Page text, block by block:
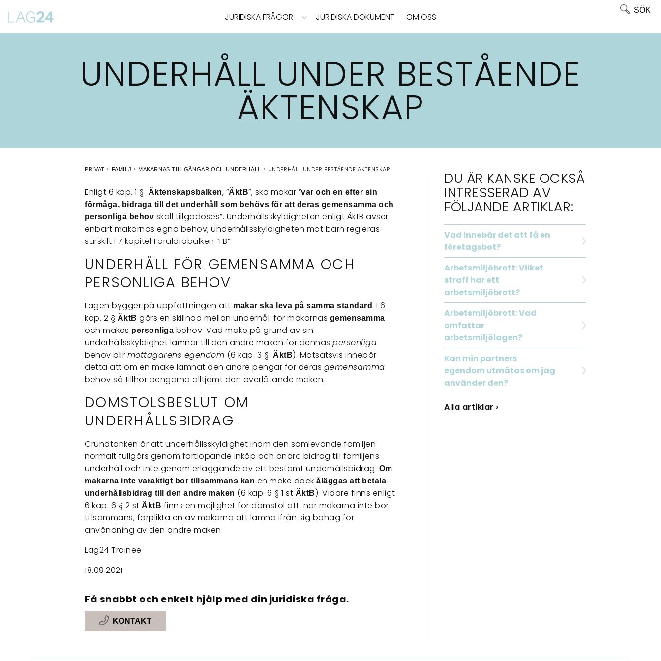
suoraan
JURIDISKA FRÅGOR JURIDISKA DOKUMENT OM OSS
SÖK
UNDERHÅLL UNDER BESTÅENDE
ÄKTENSKAP
PRIVAT FAMILJ MAKARNAS TILLGÅNGAR OCH UNDERHÅLL UNDERHÅLL UNDER BESTÅENDE ÄKTENSKAP
Enligt 6 kap. 1 § Äktenskapsbalken, “ÄktB”, ska makar ”var och en efter sin
förmåga, bidraga till det underhåll som behövs för att deras gemensamma och
personliga behov skall tillgodoses”. Underhållsskyldigheten enligt ÄktB avser
enbart makarnas egna behov; underhållsskyldigheten mot barn regleras
särskilt i 7 kapitel Föräldrabalken “FB”.
UNDERHÅLL FÖR GEMENSAMMA OCH
PERSONLIGA BEHOV
Lagen bygger på uppfattningen att makar ska leva på samma standard . I 6
kap. 2 § ÄktB görs en skillnad mellan underhåll för makarnas gemensamma
och makes personliga behov. Vad make på grund av sin
underhållsskyldighet lämnar till den andre maken för dennaspersonliga
behov blir mottagarens egendom (6 kap. 3 §ÄktB). Motsatsvis innebär
detta att om en make lämnat den andre pengar för deras gemensamma
behov så tillhör pengarna alltjämt den överlåtande maken.
DOMSTOLSBESLUT OM
UNDERHÅLLSBIDRAG
Grundtanken är att underhållsskyldighet inom den samlevande familjen
normalt fullgörs genom fortlöpande inköp och andra bidrag till familjens
underhåll och inte genom erläggande av ett bestämt underhållsbidrag. Om
makarna inte varaktigt bor tillsammans kan en make dockåläggas att betala
underhållsbidrag till den andre maken (6 kap. 6 § 1 st ÄktB). Vidare finns enligt
6 kap. 6 § 2 stÄktB finns en möjlighet för domstol att, när makarna inte bor
tillsammans, förplikta en av makarna att lämna ifrån sig bohag för
användning av den andre maken
Lag24 Trainee
18.09.2021
Få snabbt och enkelt hjälp med din juridiska fråga.
KONTAKT
DU ÄR KANSKE OCKSÅ
INTRESSERAD AV
FÖLJANDE ARTIKLAR:
Vad innebär det att få en
företagsbot?
Arbetsmiljöbrott: Vilket
straff har ett
arbetsmiljöbrott?
Arbetsmiljöbrott: Vad
omfattar
arbetsmiljölagen?
Kan min partners
egendom utmätas om jag
använder den?
Alla artiklar ›